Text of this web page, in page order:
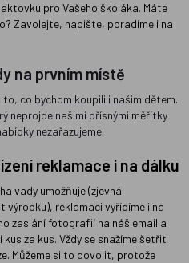
pro Vašeho školáka. Máte
Zavolejte, napište, poradíme i na
na prvním místě
to, co bychom koupili i našim dětem.
neprojde našimi přísnými měřítky
nezařazujeme.
reklamace i na dálku
vady umožňuje (zjevná
výrobku), reklamaci vyřídíme i na
zaslání fotografií na náš email a
kus za kus. Vždy se snažíme šetřit
Můžeme si to dovolit, protože